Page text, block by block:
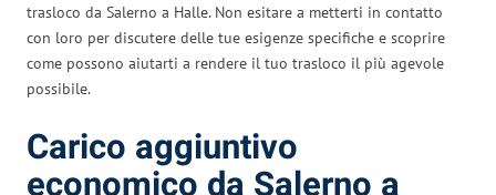
trasloco da Salerno a Halle. Non esitare a metterti in contatto
con loro per discutere delle tue esigenze specifiche e scoprire
come possono aiutarti a rendere il tuo trasloco il più agevole
possibile.
Carico aggiuntivo